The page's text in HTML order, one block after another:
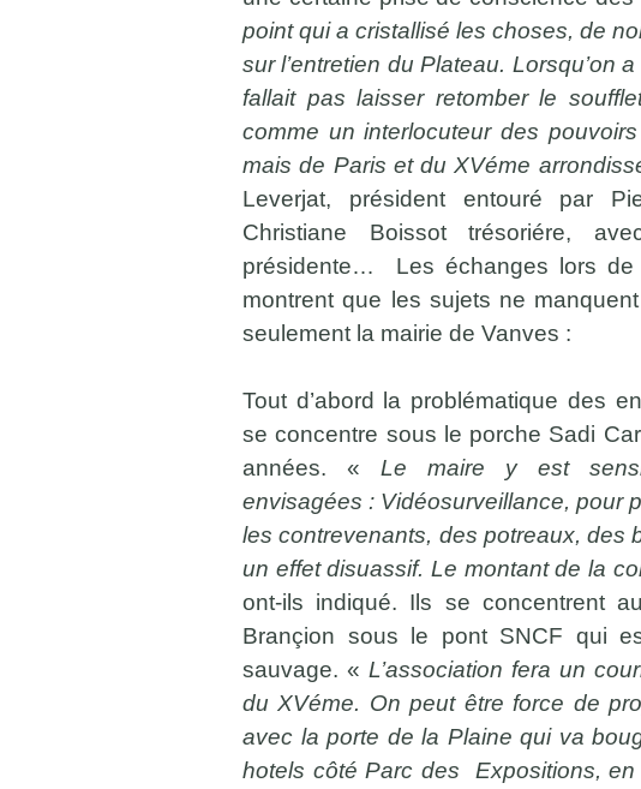
point qui a cristallisé les choses, de
sur l’entretien du Plateau. Lorsqu’on
fallait pas laisser retomber le
comme un interlocuteur des
mais de Paris et du XVéme
Leverjat, président entouré par
Christiane Boissot trésoriére,
présidente… Les échanges lors de
montrent que les sujets ne
seulement la mairie de Vanves :
Tout d’abord la problématique des
se concentre sous le porche Sadi
années. « Le maire y est
envisagées : Vidéosurveillance, pour
les contrevenants, des potreaux, des
un effet disuassif. Le montant de la
ont-ils indiqué. Ils se concentrent
Brançion sous le pont SNCF qui
sauvage. «L’association fera un
du XVéme. On peut être force de
avec la porte de la Plaine qui va
hotels côté Parc des Expositions,